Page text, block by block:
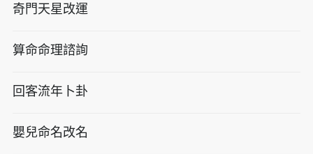
奇門天星改運
算命命理諮詢
回客流年卜卦
嬰兒命名改名